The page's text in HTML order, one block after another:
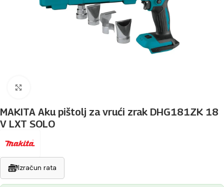
MAKITA Aku pištolj za vrući zrak DHG181ZK 18
V LXT SOLO
Izračun rata